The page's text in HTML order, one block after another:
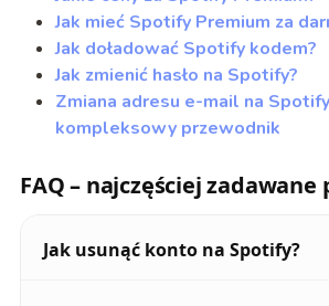
Jak mieć Spotify Premium za
Jak doładować Spotify kodem?
Jak zmienić hasło na Spotify?
Zmiana adresu e-mail na
kompleksowy przewodnik
FAQ – najczęściej zadawane
Jak usunąć konto na Spotify?